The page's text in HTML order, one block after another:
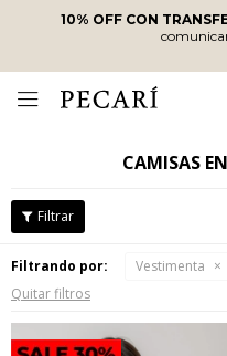
10% OFF CON

CAMISAS
Filtrando por: Vestimenta
Quitar filtros